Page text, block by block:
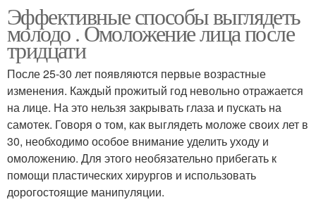
Эффективные способы выглядеть
молодо . Омоложение лица после
тридцати
После 25-30 лет появляются первые возрастные
изменения. Каждый прожитый год невольно отражается
на лице. На это нельзя закрывать глаза и пускать на
самотек. Говоря о том, как выглядеть моложе своих лет в
30, необходимо особое внимание уделить уходу и
омоложению. Для этого необязательно прибегать к
помощи пластических хирургов и использовать
дорогостоящие манипуляции.